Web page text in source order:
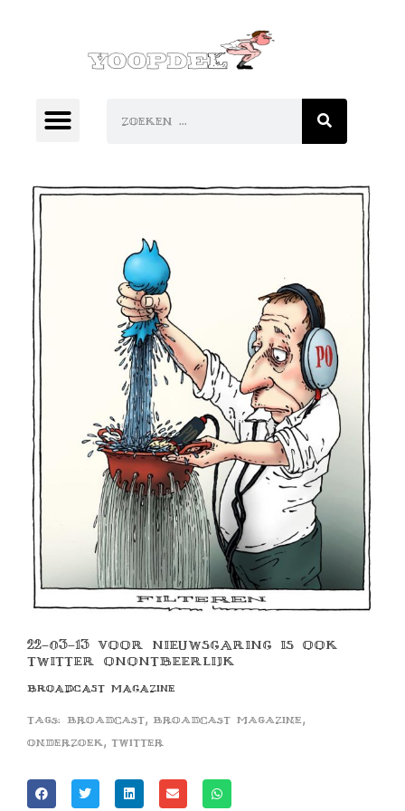
22-03-13 VOOR NIEUWSGARING IS OOK
TWITTER ONONTBEERLIJK
BROADCAST MAGAZINE
Tags: broadcast, broadcast magazine,
onderzoek, twitter